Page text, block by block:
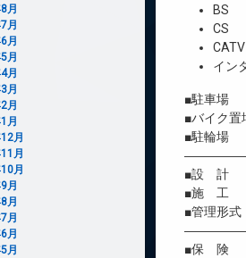
BS
CS
CATV
イン
■駐車
■バイク
■駐輪
■設
■施
■管理形
■保 険
月
月
月
月
月
月
月
月
月
月
月
月
月
月
月
月